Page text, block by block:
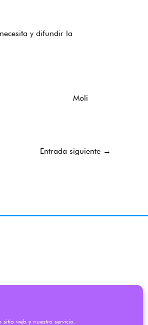
web y nuestro servicio.
y difundir la
Moli
Entrada siguiente →